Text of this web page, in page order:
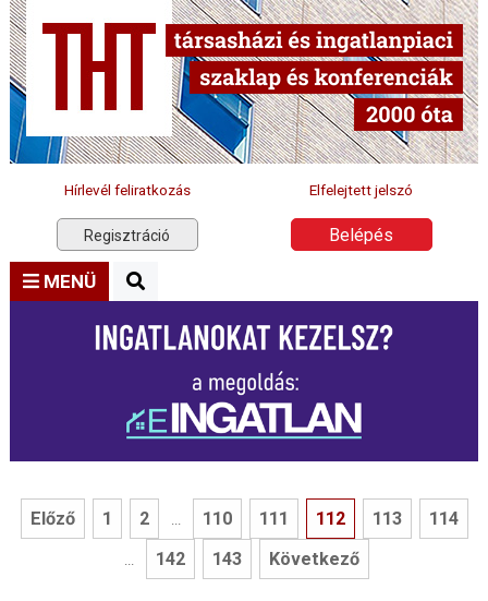
Hírlevél feliratkozás Elfelejtett jelszó
Regisztráció Belépés
MENÜ
Előző 1 2 ... 110 111 112 113 114
... 142 143 Következő